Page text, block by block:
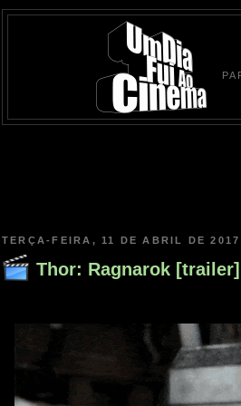
TERÇA-FEIRA, 11 DE ABRIL DE 2017
Thor: Ragnarok [trailer]